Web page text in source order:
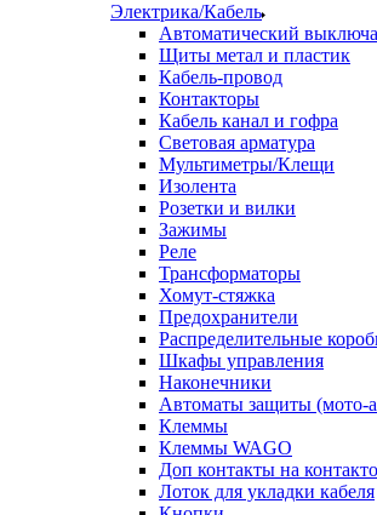
Электрика/Кабель
Автоматический
Щиты метал и пластик
Кабель-провод
Контакторы
Кабель канал и гофра
Световая арматура
Мультиметры/Клещи
Изолента
Розетки и вилки
Зажимы
Реле
Трансформаторы
Хомут-стяжка
Предохранители
Распределительные
Шкафы управления
Наконечники
Автоматы защиты (мото-
Клеммы
Клеммы WAGO
Доп контакты на
Лоток для укладки кабеля